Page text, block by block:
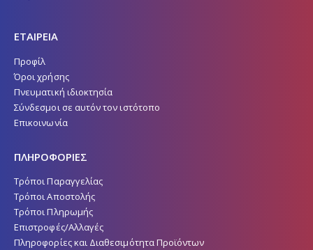
ΕΤΑΙΡΕΙΑ
Προφίλ
Όροι χρήσης
Πνευματική ιδιοκτησία
Σύνδεσμοι σε αυτόν τον ιστότοπο
Επικοινωνία
ΠΛΗΡΟΦΟΡΙΕΣ
Τρόποι Παραγγελίας
Τρόποι Αποστολής
Τρόποι Πληρωμής
Επιστροφές/Αλλαγές
Πληροφορίες και Διαθεσιμότητα Προϊόντων